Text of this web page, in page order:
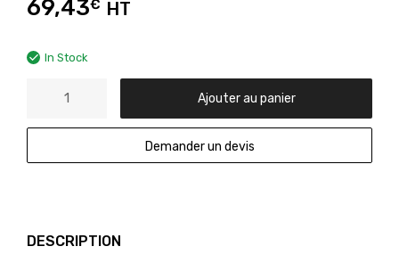
69,43€ HT
In Stock
Ajouter au panier
Demander un devis
DESCRIPTION